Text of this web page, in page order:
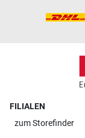
FILIALEN
zumStorefinder